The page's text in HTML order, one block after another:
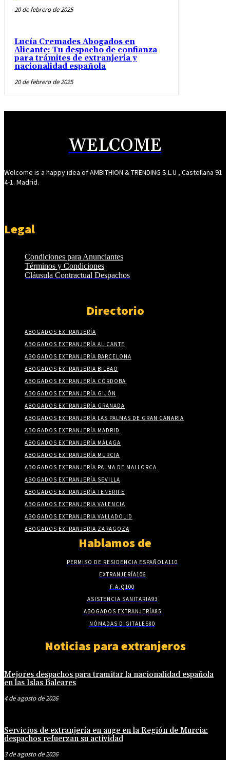
20 de febrero de 2025
Lucía Cremades Abogados en
Alicante: Tu despacho de confianza
para trámites de extranjeria y
nacionalidad española
20 de febrero de 2025
WELCOME
Welcome is a happy idea of AMBITHION & TRENDING S.L.U , Castellana 91
4-1. Madrid.
Legal
Condiciones para Anunciantes
Términos y Condiciones
Cláusula Contractual Despachos
Directorio
ABOGADOS EXTRANJERÍA
ABOGADOS EXTRANJERÍA ALICANTE
ABOGADOS EXTRANJERÍA BARCELONA
ABOGADOS EXTRANJERIA BILBAO
ABOGADOS EXTRANJERÍA CÓRDOBA
ABOGADOS EXTRANJERÍA GIJÓN
ABOGADOS EXTRANJERÍA GRANADA
ABOGADOS EXTRANJERÍA LAS PALMAS DE GRAN CANARIA
ABOGADOS EXTRANJERÍA MADRID
ABOGADOS EXTRANJERÍA MÁLAGA
ABOGADOS EXTRANJERÍA MURCIA
ABOGADOS EXTRANJERÍA PALMA DE MALLORCA
ABOGADOS EXTRANJERÍA SEVILLA
ABOGADOS EXTRANJERÍA TENERIFE
ABOGADOS EXTRANJERIA VALENCIA
ABOGADOS EXTRANJERIA VALLADOLID
ABOGADOS EXTRANJERIA ZARAGOZA
Hablamos de
PERMISO DE RESIDENCIA ESPAÑOLA110
EXTRANJERÍA106
F.A.Q100
ASISTENCIA SANITARIA93
ABOGADOS EXTRANJERÍA85
NÓMADAS DIGITALES80
Noticias para extranjeros
Mejores despachos para tramitar la nacionalidad española
en las Islas Baleares
4 de agosto de 2026
Servicios de extranjería en auge en la Región de Murcia:
despachos refuerzan su actividad
3 de agosto de 2026